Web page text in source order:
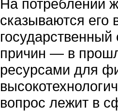
На потреблении
сказываются
причин — в
ресурсами для
вопрос лежит в